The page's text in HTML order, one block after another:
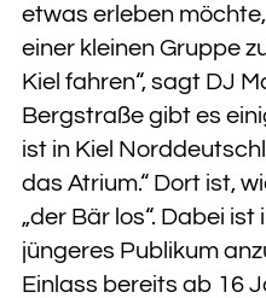
etwas erleben
einer kleinen Gruppe
Kiel fahren“, sagt DJ
Bergstraße gibt es
ist in Kiel
das Atrium.“ Dort ist,
„der Bär los“. Dabei
jüngeres Publikum
Einlass bereits ab 16